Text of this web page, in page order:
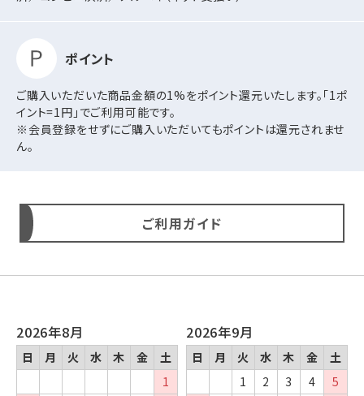
ポイント
ご購入いただいた商品金額の1%をポイント還元いたします。「1ポ
イント=1円」でご利用可能です。
※会員登録をせずにご購入いただいてもポイントは還元されませ
ん。
ご利用ガイド
2026年8月
日 月 火 水 木 金
土
1
2026年9月
日 月 火 水 木 金
土
1
2 3 4
5